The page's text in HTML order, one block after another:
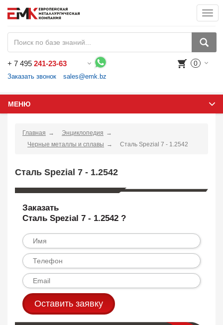
+ 7 495 241-23-63
Заказать звонок sales@emk.bz
0
МЕНЮ
Главная
Энциклопедия
Черные металлы и сплавы
Сталь Spezial 7 - 1.2542
Сталь Spezial 7 - 1.2542
Заказать
Сталь Spezial 7 - 1.2542 ?
Оставить заявку